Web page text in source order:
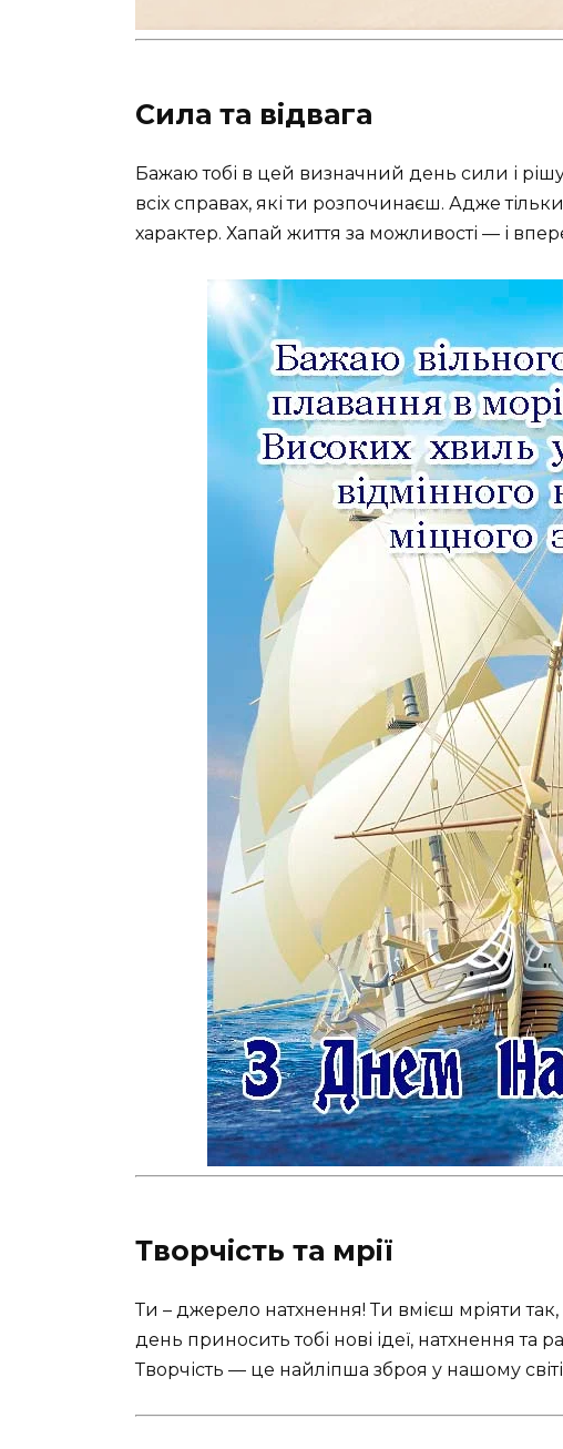
Сила та відвага
Бажаю тобі в цей визначний день сили і
всіх справах, які ти розпочинаєш. Адже
характер. Хапай життя за можливості — і
Творчість та мрії
Ти – джерело натхнення! Ти вмієш мріяти
день приносить тобі нові ідеї, натхнення та
Творчість — це найліпша зброя у нашому